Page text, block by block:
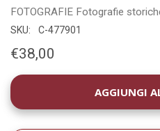
FOTOGRAFIE Fotografie
SKU: C-477901
€38,00
DISPONIBILITÀ
ATTUALE: